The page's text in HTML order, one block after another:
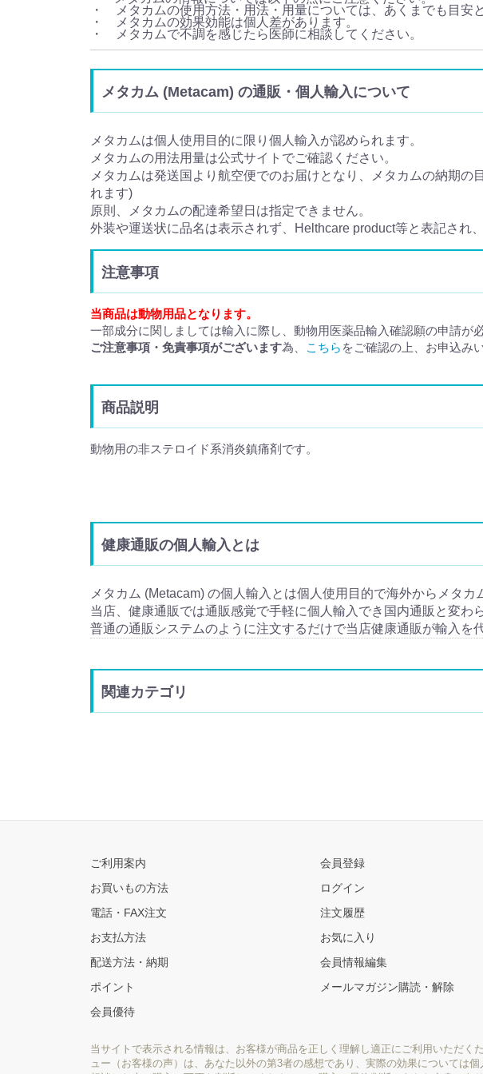
・ メタカムの使用方法・用法・用量については、あくまでも目安
・ メタカムの効果効能は個人差があります。
・ メタカムで不調を感じたら医師に相談してください。
メタカム (Metacam) の通販・個人輸入について
メタカムは個人使用目的に限り個人輸入が認められます。
メタカムの用法用量は公式サイトでご確認ください。
メタカムは発送国より航空便でのお届けとなり、メタカムの納期
れます)
原則、メタカムの配達希望日は指定できません。
外装や運送状に品名は表示されず、Helthcare product等と表記され
注意事項
当商品は動物用品となります。
一部成分に関しましては輸入に際し、動物用医薬品輸入確認願の申請が
ご注意事項・免責事項がございます為、 こちら をご確認の上、お申込み
商品説明
動物用の非ステロイド系消炎鎮痛剤です。
健康通販の個人輸入とは
メタカム (Metacam) の個人輸入とは個人使用目的で海外からメタカ
当店、健康通販では通販感覚で手軽に個人輸入でき国内通販と変わ
普通の通販システムのように注文するだけで当店健康通販が輸入を
関連カテゴリ
ご利用案内
お買いもの方法
電話・FAX注文
お支払方法
配送方法・納期
ポイント
会員優待
会員登録
ログイン
注文履歴
お気に入り
会員情報編集
メールマガジン購読・解除
当サイトで表示される情報は、お客様が商品を正しく理解し適正にご利用いただ
ュー（お客様の声）は、あなた以外の第3者の感想であり、実際の効果について